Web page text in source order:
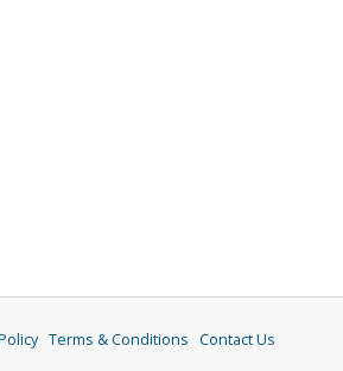
Terms & Conditions Contact Us